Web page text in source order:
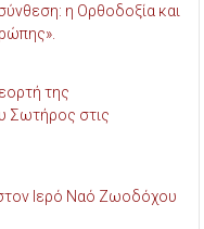
η Ορθοδοξία και
της
στις
Ιερό Ναό Ζωοδόχου